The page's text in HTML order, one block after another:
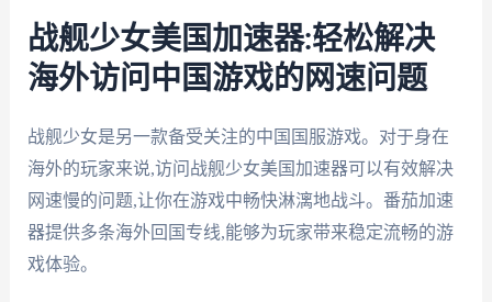
战舰少女美国加速器:轻松解决
海外访问中国游戏的网速问题
战舰少女是另一款备受关注的中国国服游戏。对于身在
海外的玩家来说,访问战舰少女美国加速器可以有效解决
网速慢的问题,让你在游戏中畅快淋漓地战斗。番茄加速
器提供多条海外回国专线,能够为玩家带来稳定流畅的游
戏体验。